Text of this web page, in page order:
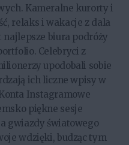
Kameralne kurorty i
relaks i wakacje z dala
najlepsze biura podróży
Celebryci z
upodobali sobie
ich liczne wpisy w
Instagramowe
piękne sesje
gwiazdy światowego
wdzięki, budząc tym